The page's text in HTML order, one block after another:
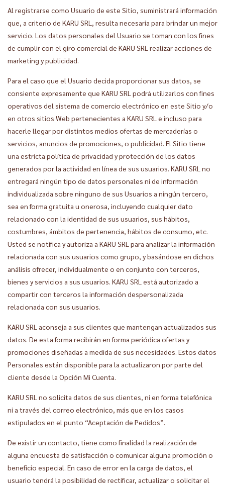
Al registrarse como Usuario de este Sitio, suministrará información
que, a criterio de KARU SRL, resulta necesaria para brindar un mejor
servicio. Los datos personales del Usuario se toman con los fines
de cumplir con el giro comercial de KARU SRL realizar acciones de
marketing y publicidad.
Para el caso que el Usuario decida proporcionar sus datos, se
consiente expresamente que KARU SRL podrá utilizarlos con fines
operativos del sistema de comercio electrónico en este Sitio y/o
en otros sitios Web pertenecientes a KARU SRL e incluso para
hacerle llegar por distintos medios ofertas de mercaderías o
servicios, anuncios de promociones, o publicidad. El Sitio tiene
una estricta política de privacidad y protección de los datos
generados por la actividad en línea de sus usuarios. KARU SRL no
entregará ningún tipo de datos personales ni de información
individualizada sobre ninguno de sus Usuarios a ningún tercero,
sea en forma gratuita u onerosa, incluyendo cualquier dato
relacionado con la identidad de sus usuarios, sus hábitos,
costumbres, ámbitos de pertenencia, hábitos de consumo, etc.
Usted se notifica y autoriza a KARU SRL para analizar la información
relacionada con sus usuarios como grupo, y basándose en dichos
análisis ofrecer, individualmente o en conjunto con terceros,
bienes y servicios a sus usuarios. KARU SRL está autorizado a
compartir con terceros la información despersonalizada
relacionada con sus usuarios.
KARU SRL aconseja a sus clientes que mantengan actualizados sus
datos. De esta forma recibirán en forma periódica ofertas y
promociones diseñadas a medida de sus necesidades. Estos datos
Personales están disponible para la actualizaron por parte del
cliente desde la Opción Mi Cuenta.
KARU SRL no solicita datos de sus clientes, ni en forma telefónica
ni a través del correo electrónico, más que en los casos
estipulados en el punto “Aceptación de Pedidos”.
De existir un contacto, tiene como finalidad la realización de
alguna encuesta de satisfacción o comunicar alguna promoción o
beneficio especial. En caso de error en la carga de datos, el
usuario tendrá la posibilidad de rectificar, actualizar o solicitar el